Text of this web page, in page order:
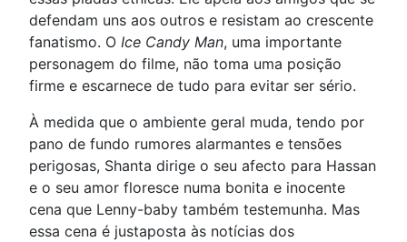
defendam uns aos outros e resistam ao crescente
fanatismo. O Ice Candy Man, uma importante
personagem do filme, não toma uma posição
firme e escarnece de tudo para evitar ser sério.
À medida que o ambiente geral muda, tendo por
pano de fundo rumores alarmantes e tensões
perigosas, Shanta dirige o seu afecto para Hassan
e o seu amor floresce numa bonita e inocente
cena que Lenny-baby também testemunha. Mas
essa cena é justaposta às notícias dos